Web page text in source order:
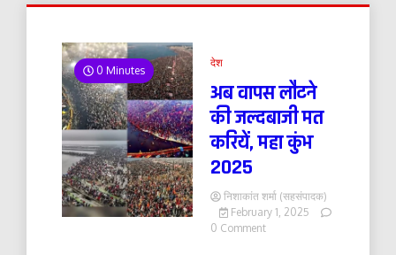
0 Minutes
देश
अब वापस लौटने
की जल्दबाजी मत
करियें, महा कुंभ
2025
निशाकांत शर्मा (सहसंपादक)
February 1, 2025
0 Commenton